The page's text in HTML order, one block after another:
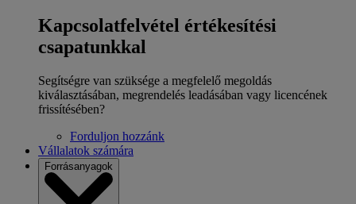
Kapcsolatfelvétel értékesítési
csapatunkkal
Segítségre van szüksége a megfelelő megoldás
kiválasztásában, megrendelés leadásában vagy licencének
frissítésében?
Forduljon hozzánk
Vállalatok számára
Forrásanyagok